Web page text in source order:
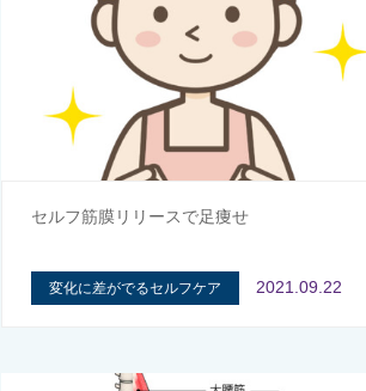
セルフ筋膜リリースで足痩せ
変化に差がでるセルフケア 2021.09.22